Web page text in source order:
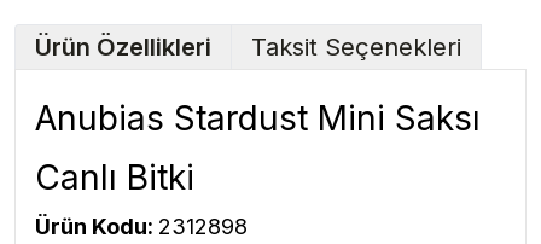
Ürün Özellikleri Taksit Seçenekleri
Anubias Stardust Mini Saksı
Canlı Bitki
Ürün Kodu: 2312898